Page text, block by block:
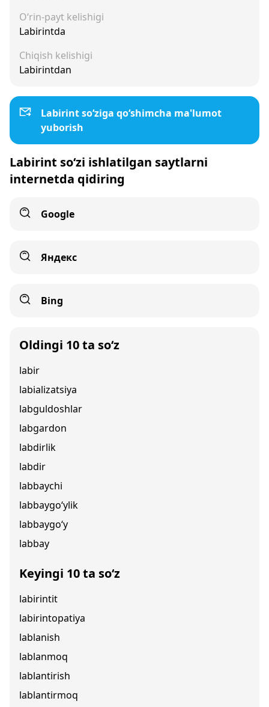
O‘rin-payt kelishigi
Labirintda
Chiqish kelishigi
Labirintdan
Labirint so‘ziga qo‘shimcha ma'lumot
yuborish
Labirint so‘zi ishlatilgan saytlarni
internetda qidiring
Google
Яндекс
Bing
Oldingi 10 ta so‘z
labir
labializatsiya
labguldoshlar
labgardon
labdirlik
labdir
labbaychi
labbaygo‘ylik
labbaygo‘y
labbay
Keyingi 10 ta so‘z
labirintit
labirintopatiya
lablanish
lablanmoq
lablantirish
lablantirmoq